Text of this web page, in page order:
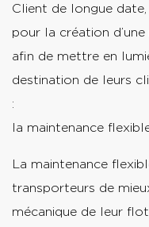
Client de longue date,
pour la création
afin de mettre en
destination de leurs
la maintenance
La maintenance
transporteurs de
mécanique de leur